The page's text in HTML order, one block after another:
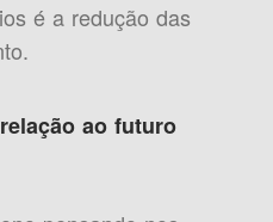
é a redução das
ao futuro